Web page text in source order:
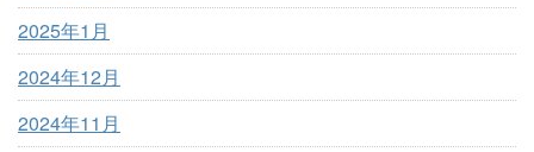
2025年1月
2024年12月
2024年11月